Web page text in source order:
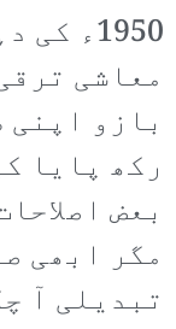
1950ء
معاشی
بازو
رکھ پایا
بعض
مگر ابھی
تبدیلی آ